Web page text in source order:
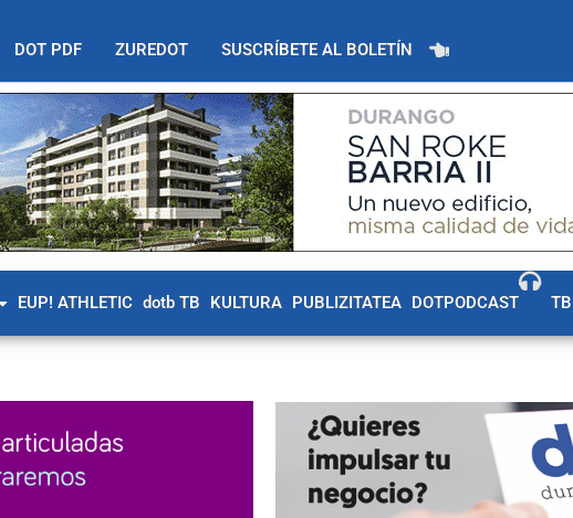
DOT PDF ZUREDOT SUSCRÍBETE AL BOLETÍN
EUP! ATHLETIC dotb TB KULTURA PUBLIZITATEA DOTPODCAST